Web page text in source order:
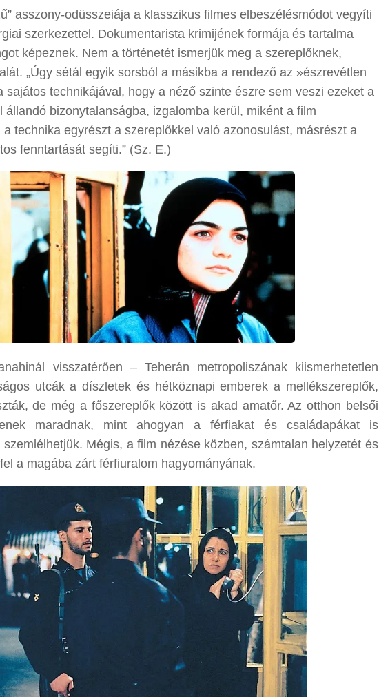
asszony-odüsszeiája a klasszikus filmes elbeszélésmódot vegyíti
szerkezettel. Dokumentarista krimijének formája és tartalma
képeznek. Nem a történetét ismerjük meg a szereplőknek,
„Úgy sétál egyik sorsból a másikba a rendező az »észrevétlen
sajátos technikájával, hogy a néző szinte észre sem veszi ezeket a
állandó bizonytalanságba, izgalomba kerül, miként a film
technika egyrészt a szereplőkkel való azonosulást, másrészt a
fenntartását segíti.” (Sz. E.)
visszatérően – Teherán metropoliszának kiismerhetetlen
utcák a díszletek és hétköznapi emberek a mellékszereplők,
de még a főszereplők között is akad amatőr. Az otthon belsői
maradnak, mint ahogyan a férfiakat és családapákat is
Mégis, a film nézése közben, számtalan helyzetét és
a magába zárt férfiuralom hagyományának.